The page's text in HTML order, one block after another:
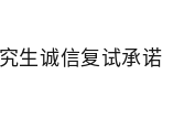
生诚信复试承诺